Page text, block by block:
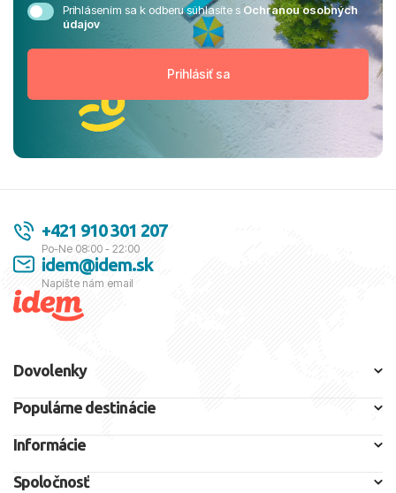
Prihlásením sa k odberu súhlasíte sOchranou osobných
údajov
+421 910 301 207
Po-Ne 08:00 - 22:00
idem@idem.sk
Napíšte nám email
Dovolenky
Populárne destinácie
Informácie
Spoločnosť